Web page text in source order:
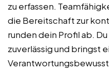
zu erfassen.
die Bereitschaft zur
runden dein Profil ab.
zuverlässig und bringst